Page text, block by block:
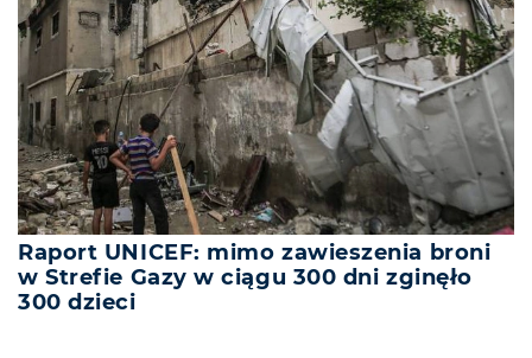
Raport UNICEF: mimo zawieszenia broni
w Strefie Gazy w ciągu 300 dni zginęło
300 dzieci